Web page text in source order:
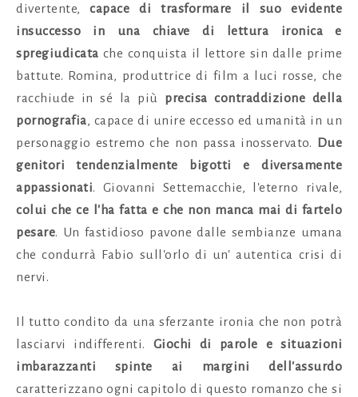
divertente,capace di trasformare il suo evidente
insuccesso in una chiave di lettura ironica e
spregiudicata che conquista il lettore sin dalle prime
battute. Romina, produttrice di film a luci rosse, che
racchiude in sé la più precisa contraddizione della
pornografia, capace di unire eccesso ed umanità in un
personaggio estremo che non passa inosservato. Due
genitori tendenzialmente bigotti e diversamente
appassionati. Giovanni Settemacchie, l'eterno rivale,
colui che ce l'ha fatta e che non manca mai di fartelo
pesare. Un fastidioso pavone dalle sembianze umana
che condurrà Fabio sull'orlo di un' autentica crisi di
nervi.
Il tutto condito da una sferzante ironia che non potrà
lasciarvi indifferenti. Giochi di parole e situazioni
imbarazzanti spinte ai margini dell'assurdo
caratterizzano ogni capitolo di questo romanzo che si